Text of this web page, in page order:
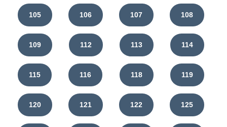
105 106 107 108
109 112 113 114
115 116 118 119
120 121 122 125